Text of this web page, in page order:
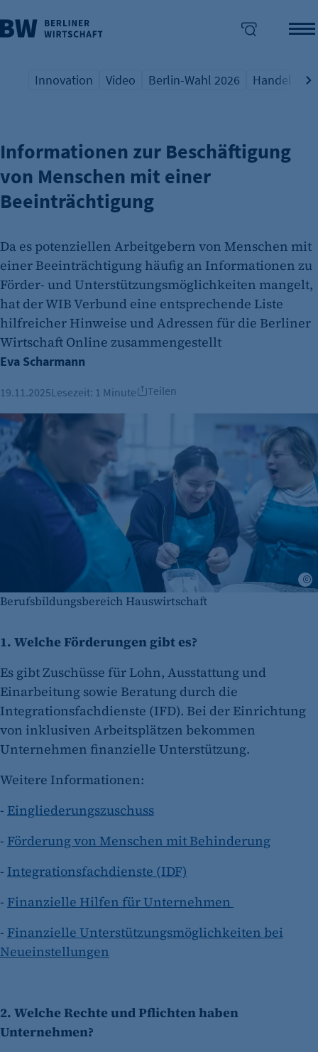
überspringen
Übersicht Schlagwort
Innovation
Übersicht Schlagwort
Video
Übersicht Schlagwort
Berlin-Wahl 2026
Übersicht
Handel
INKLUSION
Informationen zur Beschäftigung
von Menschen mit einer
Beeinträchtigung
Da es potenziellen Arbeitgebern von Menschen mit
einer Beeinträchtigung häufig an Informationen zu
Förder- und Unterstützungsmöglichkeiten mangelt,
hat der WIB Verbund eine entsprechende Liste
hilfreicher Hinweise und Adressen für die Berliner
Wirtschaft Online zusammengestellt
Eva Scharmann
19.11.2025Lesezeit: 1 Minute Teilen
Berufsbildungsbereich Hauswirtschaft
1. Welche Förderungen gibt es?
Es gibt Zuschüsse für Lohn, Ausstattung und
Einarbeitung sowie Beratung durch die
Integrationsfachdienste (IFD). Bei der Einrichtung
von inklusiven Arbeitsplätzen bekommen
Unternehmen finanzielle Unterstützung.
Weitere Informationen:
- Eingliederungszuschuss
- Förderung von Menschen mit Behinderung
- Integrationsfachdienste (IDF)
- Finanzielle Hilfen für Unternehmen
- Finanzielle Unterstützungsmöglichkeiten bei
Neueinstellungen
2. Welche Rechte und Pflichten haben
Unternehmen?